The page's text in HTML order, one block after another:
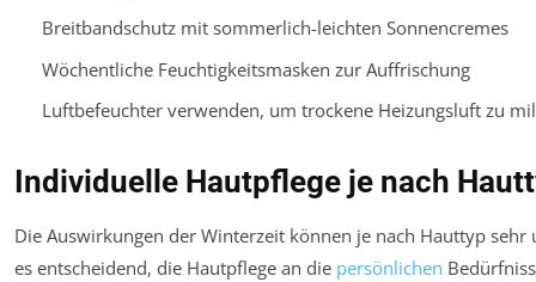
Breitbandschutz mit sommerlich-leichten Sonnencremes
Wöchentliche Feuchtigkeitsmasken zur Auffrischung
Luftbefeuchter verwenden, um trockene Heizungsluft zu
Individuelle Hautpflege je nach
Die Auswirkungen der Winterzeit können je nach Hauttyp
es entscheidend, die Hautpflege an die persönlichen